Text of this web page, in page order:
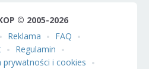
© 2005-2026
Reklama
FAQ
Regulamin
prywatności i cookies